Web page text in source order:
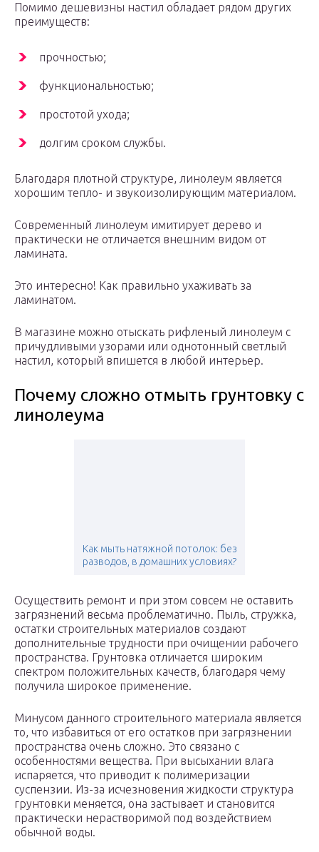
Помимо дешевизны настил обладает рядом других
преимуществ:
прочностью;
функциональностью;
простотой ухода;
долгим сроком службы.
Благодаря плотной структуре, линолеум является
хорошим тепло- и звукоизолирующим материалом.
Современный линолеум имитирует дерево и
практически не отличается внешним видом от
ламината.
Это интересно! Как правильно ухаживать за
ламинатом.
В магазине можно отыскать рифленый линолеум с
причудливыми узорами или однотонный светлый
настил, который впишется в любой интерьер.
Почему сложно отмыть грунтовку с
линолеума
Как мыть натяжной потолок: без
разводов, в домашних условиях?
Осуществить ремонт и при этом совсем не оставить
загрязнений весьма проблематично. Пыль, стружка,
остатки строительных материалов создают
дополнительные трудности при очищении рабочего
пространства. Грунтовка отличается широким
спектром положительных качеств, благодаря чему
получила широкое применение.
Минусом данного строительного материала является
то, что избавиться от его остатков при загрязнении
пространства очень сложно. Это связано с
особенностями вещества. При высыхании влага
испаряется, что приводит к полимеризации
суспензии. Из-за исчезновения жидкости структура
грунтовки меняется, она застывает и становится
практически нерастворимой под воздействием
обычной воды.